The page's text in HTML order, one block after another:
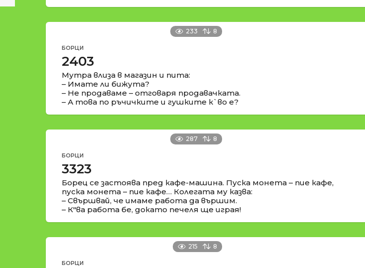
233 8
БОРЦИ
2403
Мутра влиза в магазин и пита:
– Имате ли бижута?
– Не продаваме – отговаря продавачката.
– А това по ръчичките и гушките к`во е?
287 8
БОРЦИ
3323
Борец се застоява пред кафе-машина. Пуска монета – пие кафе,
пуска монета – пие кафе… Колегата му казва:
– Свършвай, че имаме работа да вършим.
– К"ва работа бе, докато печеля ще играя!
215 8
БОРЦИ